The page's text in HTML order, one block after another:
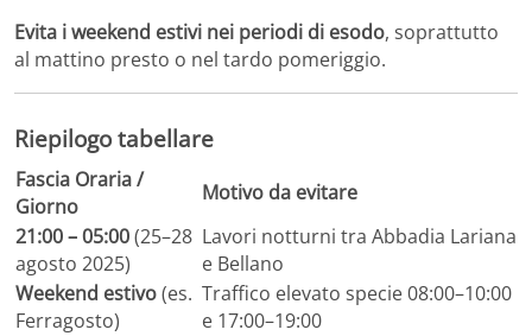
Evita i weekend estivi nei periodi di esodo, soprattutto
al mattino presto o nel tardo pomeriggio.
Riepilogo tabellare
Fascia Oraria /
Giorno
Motivo da evitare
21:00 – 05:00(25–28
agosto 2025)
Lavori notturni tra Abbadia Lariana
e Bellano
Weekend estivo(es.
Ferragosto)
Traffico elevato specie 08:00–10:00
e 17:00–19:00